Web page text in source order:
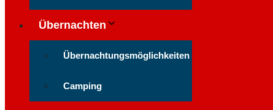
Übernachten
Übernachtungsmöglichkeiten
Camping